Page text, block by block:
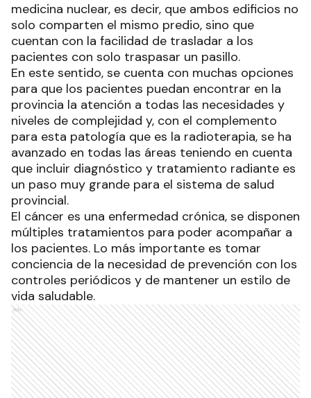
medicina nuclear, es decir, que ambos edificios no
solo comparten el mismo predio, sino que
cuentan con la facilidad de trasladar a los
pacientes con solo traspasar un pasillo.
En este sentido, se cuenta con muchas opciones
para que los pacientes puedan encontrar en la
provincia la atención a todas las necesidades y
niveles de complejidad y, con el complemento
para esta patología que es la radioterapia, se ha
avanzado en todas las áreas teniendo en cuenta
que incluir diagnóstico y tratamiento radiante es
un paso muy grande para el sistema de salud
provincial.
El cáncer es una enfermedad crónica, se disponen
múltiples tratamientos para poder acompañar a
los pacientes. Lo más importante es tomar
conciencia de la necesidad de prevención con los
controles periódicos y de mantener un estilo de
vida saludable.
Ads